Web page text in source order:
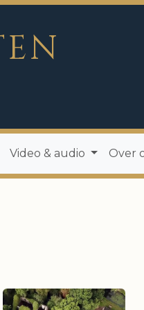
Video & audio Over